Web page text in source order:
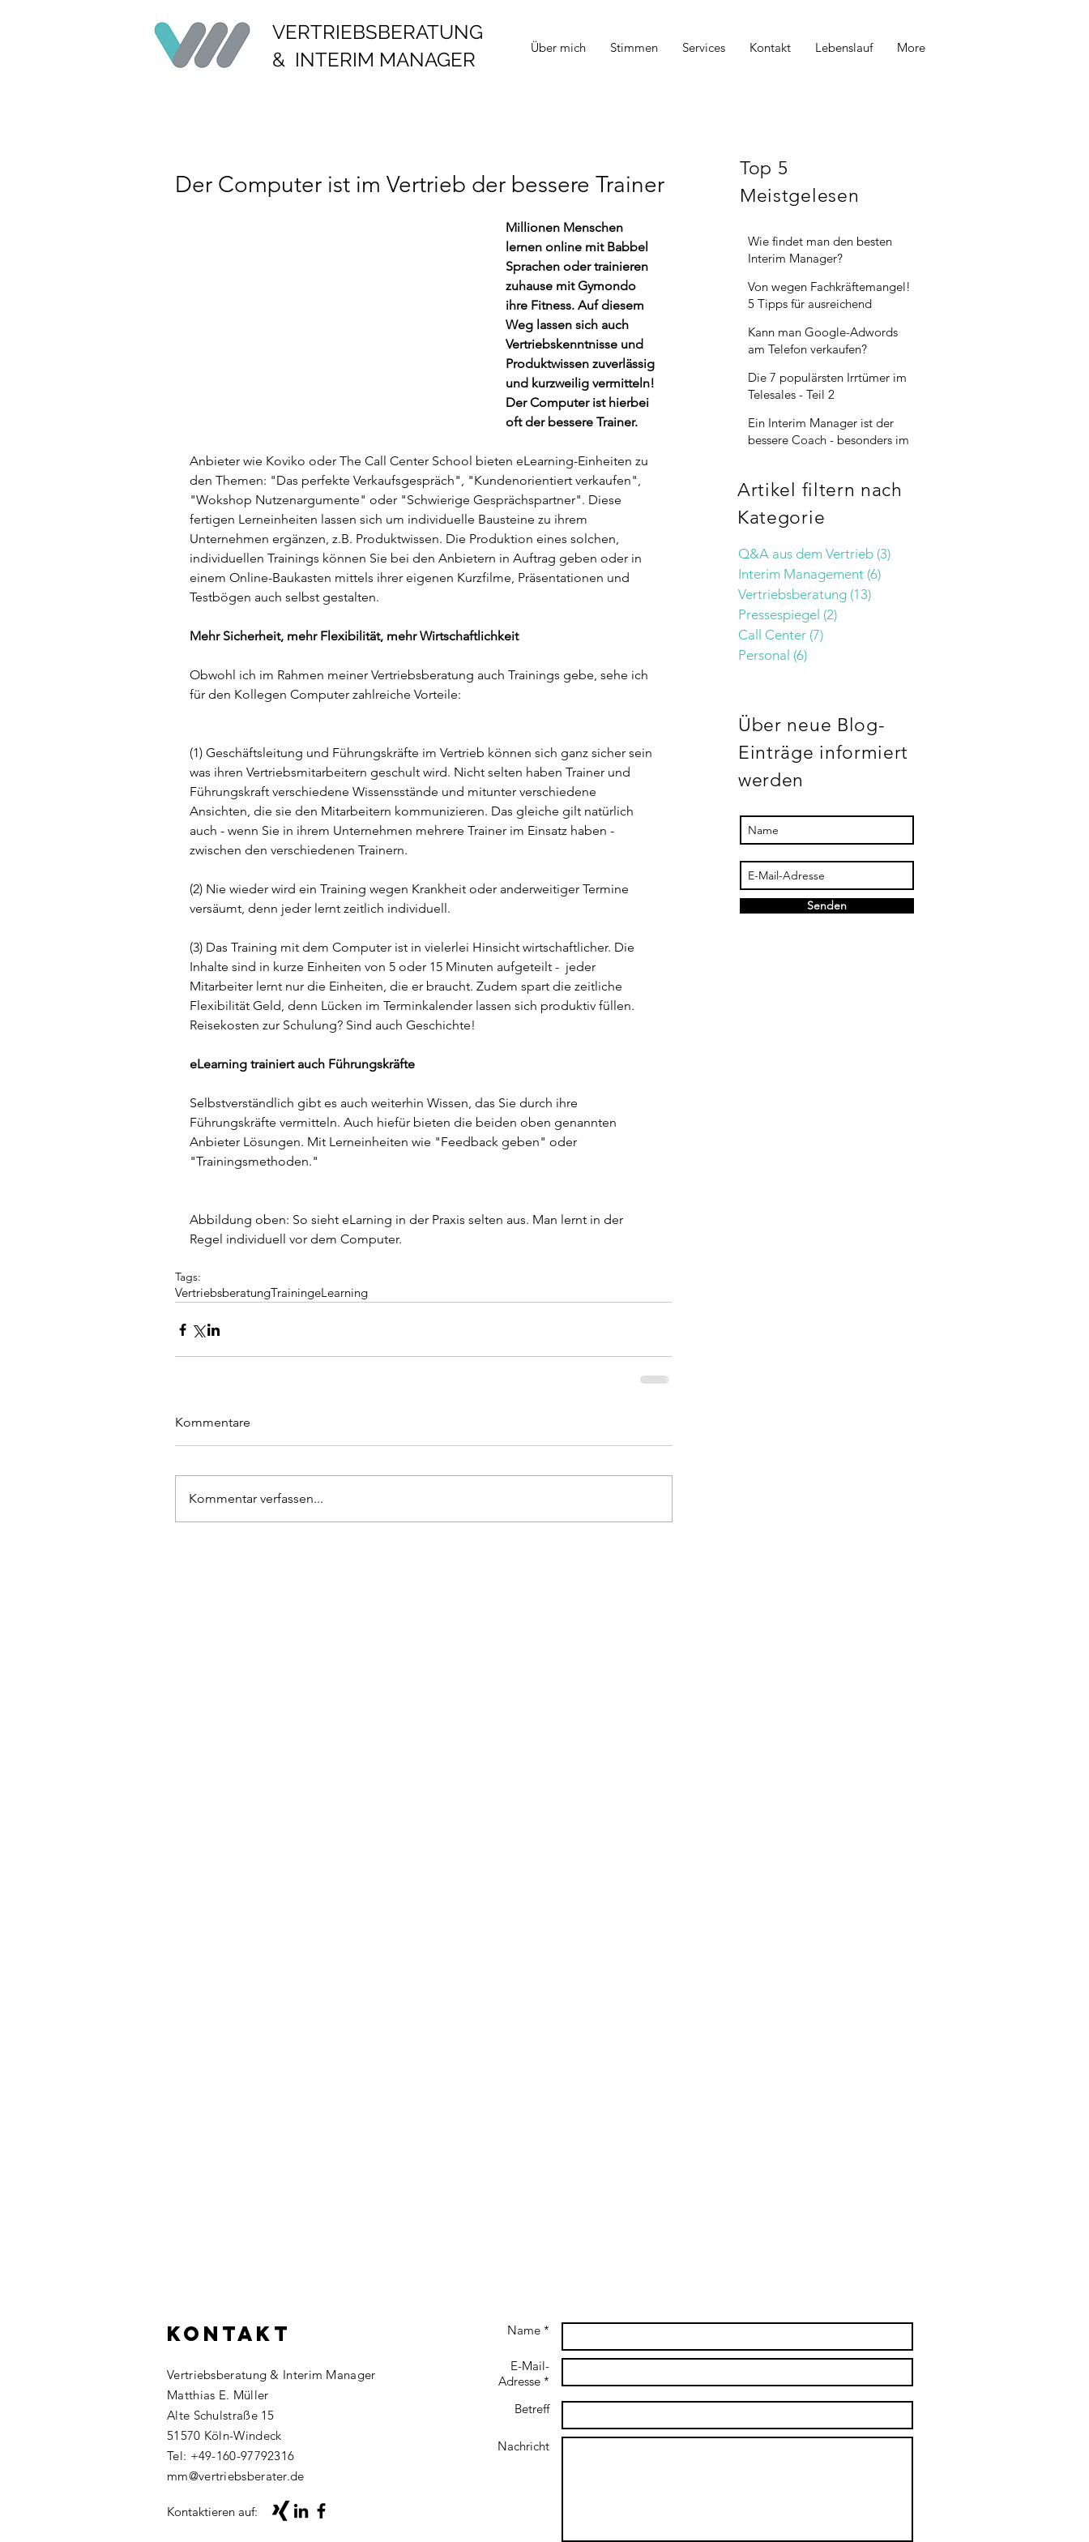
VERTRIEBSBERATUNG
Über mich Stimmen Services Kontakt Lebenslauf More
& INTERIM MANAGER
Top 5
Meistgelesen
Wie findet man den besten
Interim Manager?
Von wegen Fachkräftemangel!
5 Tipps für ausreichend
Kann man Google-Adwords
am Telefon verkaufen?
Die 7 populärsten Irrtümer im
Telesales - Teil 2
Ein Interim Manager ist der
bessere Coach - besonders im
Artikel filtern nach
Kategorie
Q&A aus dem Vertrieb (3)
Interim Management (6)
Vertriebsberatung (13)
Pressespiegel (2)
Call Center (7)
Personal (6)
Senden
Über neue Blog-
Einträge informiert
werden
Der Computer ist im Vertrieb der bessere Trainer
Millionen Menschen
lernen online mit Babbel
Sprachen oder trainieren
zuhause mit Gymondo
ihre Fitness. Auf diesem
Weg lassen sich auch
Vertriebskenntnisse und
Produktwissen zuverlässig
und kurzweilig vermitteln!
Der Computer ist hierbei
oft der bessere Trainer.
Anbieter wie Koviko oder The Call Center School bieten eLearning-Einheiten zu
den Themen: "Das perfekte Verkaufsgespräch", "Kundenorientiert verkaufen",
"Wokshop Nutzenargumente" oder "Schwierige Gesprächspartner". Diese
fertigen Lerneinheiten lassen sich um individuelle Bausteine zu ihrem
Unternehmen ergänzen, z.B. Produktwissen. Die Produktion eines solchen,
individuellen Trainings können Sie bei den Anbietern in Auftrag geben oder in
einem Online-Baukasten mittels ihrer eigenen Kurzfilme, Präsentationen und
Testbögen auch selbst gestalten.
Mehr Sicherheit, mehr Flexibilität, mehr Wirtschaftlichkeit
Obwohl ich im Rahmen meiner Vertriebsberatung auch Trainings gebe, sehe ich
für den Kollegen Computer zahlreiche Vorteile:
(1) Geschäftsleitung und Führungskräfte im Vertrieb können sich ganz sicher sein
was ihren Vertriebsmitarbeitern geschult wird. Nicht selten haben Trainer und
Führungskraft verschiedene Wissensstände und mitunter verschiedene
Ansichten, die sie den Mitarbeitern kommunizieren. Das gleiche gilt natürlich
auch - wenn Sie in ihrem Unternehmen mehrere Trainer im Einsatz haben -
zwischen den verschiedenen Trainern.
(2) Nie wieder wird ein Training wegen Krankheit oder anderweitiger Termine
versäumt, denn jeder lernt zeitlich individuell.
(3) Das Training mit dem Computer ist in vielerlei Hinsicht wirtschaftlicher. Die
Inhalte sind in kurze Einheiten von 5 oder 15 Minuten aufgeteilt -  jeder
Mitarbeiter lernt nur die Einheiten, die er braucht. Zudem spart die zeitliche
Flexibilität Geld, denn Lücken im Terminkalender lassen sich produktiv füllen.
Reisekosten zur Schulung? Sind auch Geschichte!
eLearning trainiert auch Führungskräfte
Selbstverständlich gibt es auch weiterhin Wissen, das Sie durch ihre
Führungskräfte vermitteln. Auch hiefür bieten die beiden oben genannten
Anbieter Lösungen. Mit Lerneinheiten wie "Feedback geben" oder
"Trainingsmethoden."
Abbildung oben: So sieht eLarning in der Praxis selten aus. Man lernt in der
Regel individuell vor dem Computer.
Tags:
VertriebsberatungTrainingeLearning
Kommentare
Kommentar verfassen...
KONTAKT
Vertriebsberatung & Interim Manager
Matthias E. Müller
Alte Schulstraße 15
51570 Köln​-Windeck
Tel: +49-160-97792316
​mm@vertriebsberater.de
Kontaktieren auf:
Name *
E-Mail-
Adresse *
Betreff
Nachricht